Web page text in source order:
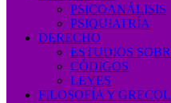
PSICOANÁLISIS
PSIQUIATRÍA
DERECHO
ESTUDIOS
CÓDIGOS
LEYES
FILOSOFÍA Y